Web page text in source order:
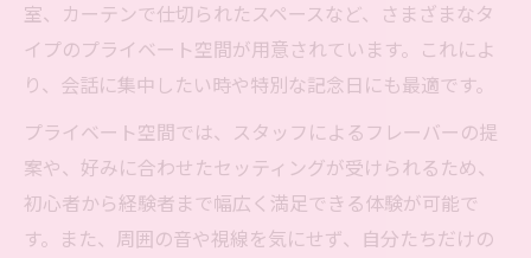
室、カーテンで仕切られたスペースなど、さまざまなタ
イプのプライベート空間が用意されています。これによ
り、会話に集中したい時や特別な記念日にも最適です。
プライベート空間では、スタッフによるフレーバーの提
案や、好みに合わせたセッティングが受けられるため、
初心者から経験者まで幅広く満足できる体験が可能で
す。また、周囲の音や視線を気にせず、自分たちだけの